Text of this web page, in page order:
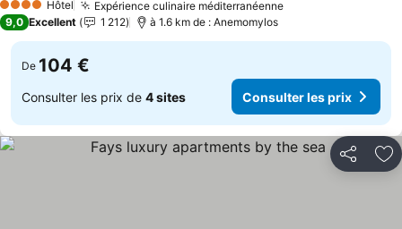
4 Étoiles Hôtel Expérience culinaire méditerranéenneConsulter les prix
9,0 Excellent 1 212 à 1.6 km de : Anemomylos
De 104 €
Consulter les prix de 4 sites Consulter les prix
Partager